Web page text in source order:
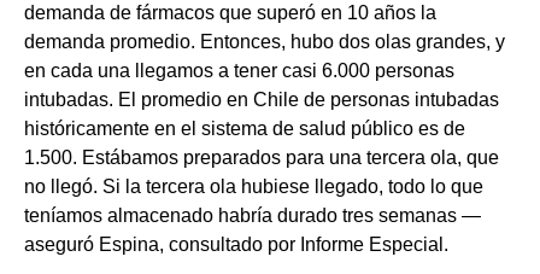
demanda de fármacos que superó en 10 años la
demanda promedio. Entonces, hubo dos olas grandes, y
en cada una llegamos a tener casi 6.000 personas
intubadas. El promedio en Chile de personas intubadas
históricamente en el sistema de salud público es de
1.500. Estábamos preparados para una tercera ola, que
no llegó. Si la tercera ola hubiese llegado, todo lo que
teníamos almacenado habría durado tres semanas —
aseguró Espina, consultado por Informe Especial.